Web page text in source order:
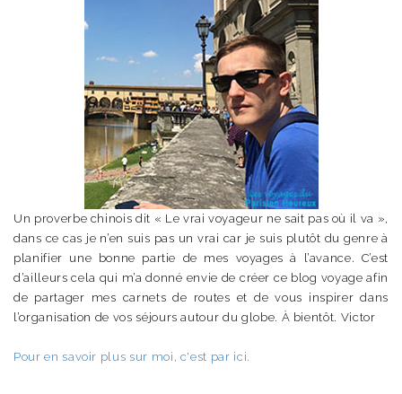
Un proverbe chinois dit « Le vrai voyageur ne sait pas où il va »,
dans ce cas je n’en suis pas un vrai car je suis plutôt du genre à
planifier une bonne partie de mes voyages à l’avance. C’est
d’ailleurs cela qui m’a donné envie de créer ce blog voyage afin
de partager mes carnets de routes et de vous inspirer dans
l’organisation de vos séjours autour du globe. À bientôt. Victor
Pour en savoir plus sur moi, c'est par ici.